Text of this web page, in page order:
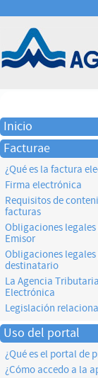
Inicio
Facturae
¿Qué es la factura
Firma electrónica
Requisitos de
facturas
Obligaciones
Emisor
Obligaciones
destinatario
La Agencia
Electrónica
Legislación
Uso del portal
¿Qué es el portal de
¿Cómo accedo a la